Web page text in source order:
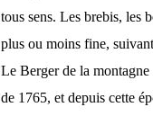
tous sens. Les brebis, les
plus ou moins fine,
Le Berger de la montagne
de 1765, et depuis cette